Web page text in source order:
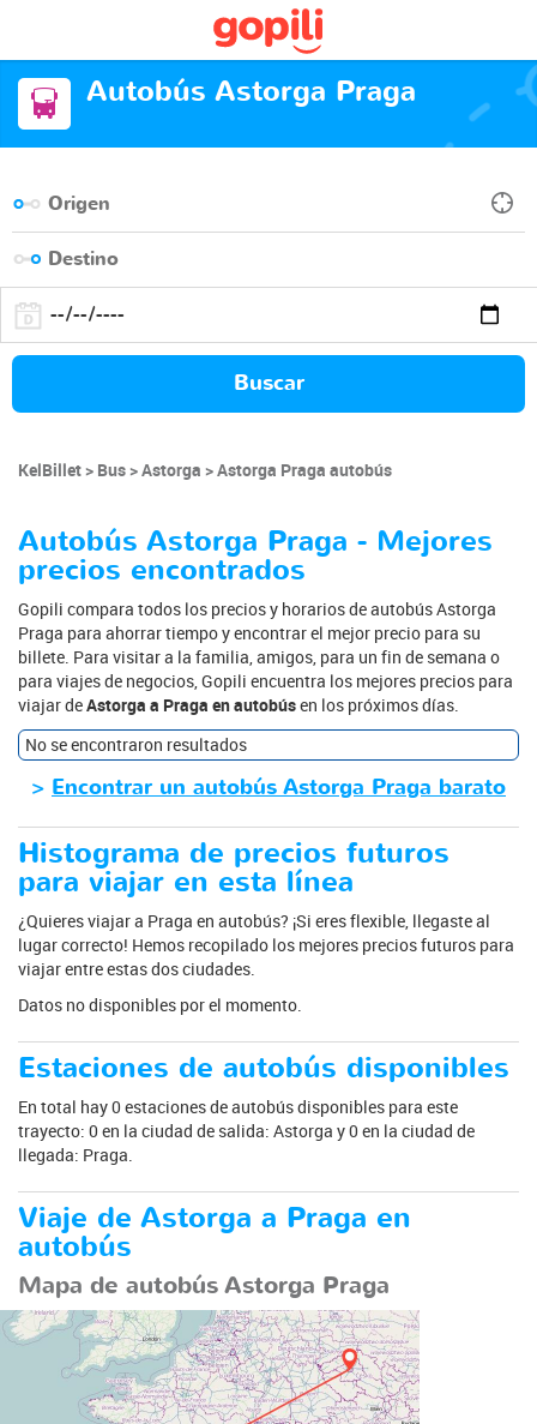
Autobús Astorga Praga
Buscar
KelBillet Bus Astorga Astorga Praga autobús
Autobús Astorga Praga - Mejores
precios encontrados
Gopili compara todos los precios y horarios de autobús Astorga
Praga para ahorrar tiempo y encontrar el mejor precio para su
billete. Para visitar a la familia, amigos, para un fin de semana o
para viajes de negocios, Gopili encuentra los mejores precios para
viajar deAstorga a Praga en autobúsen los próximos días.
No se encontraron resultados
> Encontrar un autobús Astorga Praga barato
Histograma de precios futuros
para viajar en esta línea
¿Quieres viajar a Praga en autobús? ¡Si eres flexible, llegaste al
lugar correcto! Hemos recopilado los mejores precios futuros para
viajar entre estas dos ciudades.
Datos no disponibles por el momento.
Estaciones de autobús disponibles
En total hay 0 estaciones de autobús disponibles para este
trayecto: 0 en la ciudad de salida: Astorga y 0 en la ciudad de
llegada: Praga.
Viaje de Astorga a Praga en
autobús
Mapa de autobús Astorga Praga